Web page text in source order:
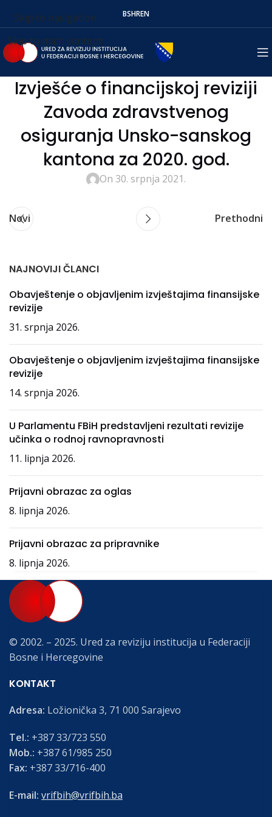
Skip to navigation
Skip to main content
BSHREN
Izvješće o financijskoj reviziji
Zavoda zdravstvenog
osiguranja Unsko-sanskog
kantona za 2020. god.
On 30. srpnja 2021.
Novi Prethodni
NAJNOVIJI ČLANCI
Obavještenje o objavljenim izvještajima finansijske
revizije
31. srpnja 2026.
Obavještenje o objavljenim izvještajima finansijske
revizije
14. srpnja 2026.
U Parlamentu FBiH predstavljeni rezultati revizije
učinka o rodnoj ravnopravnosti
11. lipnja 2026.
Prijavni obrazac za oglas
8. lipnja 2026.
Prijavni obrazac za pripravnike
8. lipnja 2026.
© 2002. – 2025. Ured za reviziju institucija u Federaciji
Bosne i Hercegovine
KONTAKT
Adresa: Ložionička 3, 71 000 Sarajevo
Tel.: +387 33/723 550
Mob.: +387 61/985 250
Fax: +387 33/716-400
E-mail: vrifbih@vrifbih.ba